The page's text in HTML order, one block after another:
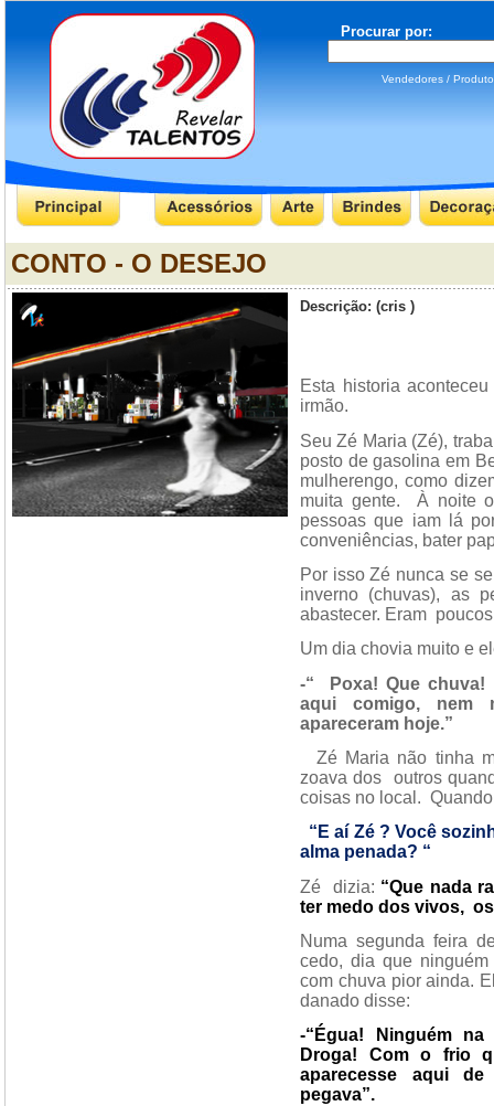
Procurar por:
Vendedores /
CONTO - O DESEJO
Descrição: (cris )
Esta historia
irmão.
Seu Zé Maria (Zé),
posto de gasolina em
mulherengo, como
muita gente.
À noite
pessoas que iam lá
conveniências, bater
Por isso Zé nunca se
inverno (chuvas), as
abastecer. Eram
Um dia chovia muito e
-“
Poxa! Que chuva!
aqui comigo, nem
apareceram hoje.”
Zé Maria não tinha
zoava dos
outros
coisas no local.
“E aí Zé ? Você
alma penada? “
Zé
dizia: “Que nada
ter medo dos vivos,
Numa segunda feira
cedo, dia que
com chuva pior ainda.
danado disse:
-“Égua! Ninguém
Droga! Com o frio
aparecesse aqui
pegava”.